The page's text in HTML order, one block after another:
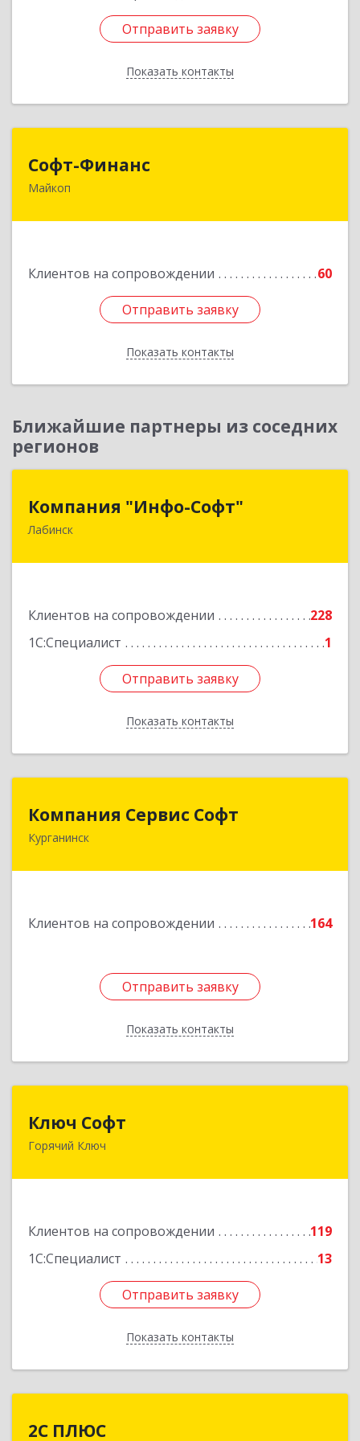
Отправить заявку
Показать контакты
Отправить заявку
Назад
Софт-Финанс
Майкоп
Клиентов на сопровождении 60
Отправить заявку
Показать контакты
385006, Адыгея Респ, Майкоп г, Калинина ул,
Отправить заявку
Назад
Ближайшие партнеры из соседних
регионов
Компания "Инфо-Софт"
Лабинск
Клиентов на сопровождении
228
1С:Специалист
1
Отправить заявку
Показать контакты
Компания "Инфо-Софт"
352500, Краснодарский край, Лабинский р-н,
Отправить заявку
Назад
Компания Сервис Софт
Курганинск
Клиентов на сопровождении 164
Отправить заявку
Показать контакты
Компания Сервис Софт
352430, Краснодарский край, Курганинск г,
Отправить заявку
Назад
Ключ Софт
Горячий Ключ
Клиентов на сопровождении
119
1С:Специалист
13
Отправить заявку
Показать контакты
353287, Краснодарский край, Горячий Ключ г,
Отправить заявку
Назад
2С ПЛЮС